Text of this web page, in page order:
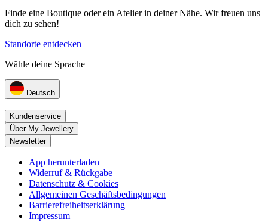
Finde eine Boutique oder ein Atelier in deiner Nähe. Wir freuen uns
dich zu sehen!
Standorte entdecken
Wähle deine Sprache
Deutsch
Kundenservice
Über My Jewellery
Newsletter
App herunterladen
Widerruf & Rückgabe
Datenschutz & Cookies
Allgemeinen Geschäftsbedingungen
Barrierefreiheitserklärung
Impressum